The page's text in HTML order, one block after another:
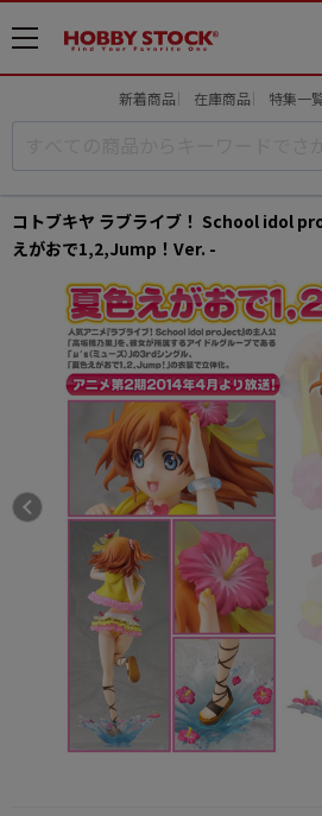
メ
ニ
新着商品 在庫商品 特集一
コトブキヤ ラブライブ！ School idol
えがおで1,2,Jump！Ver. -